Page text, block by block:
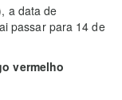
a data de
passar para 14 de
vermelho